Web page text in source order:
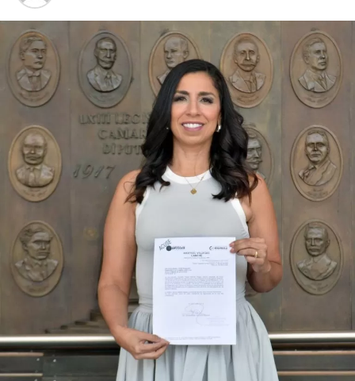
Durante su encargo en la Cámara Alta, Gino Segura centró
su agenda legislativa en iniciativas orientadas a
robustecer el desarrollo económico, la sustentabilidad
turística y la equidad social. Sin embargo, enfatizó que la
coyuntura actual exige priorizar la organización comunitaria
para asegurar la continuidad del proyecto político en la
región sureste del país.
Con esta determinación, el senador abre una etapa
decisiva en su trayectoria pública, apostando por una
estrategia de cercanía ciudadana. Su retorno a Quintana
Roo busca garantizar la cohesión de las estructuras de
izquierda de cara a los próximos retos políticos. El relevo
institucional se procesará conforme a los tiempos legales
establecidos, manteniendo la continuidad de la
representación parlamentaria del estado.